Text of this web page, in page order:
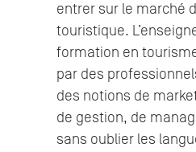
entrer sur le marché
touristique.
formation en
par des
des notions de
de gestion, de
sans oublier les